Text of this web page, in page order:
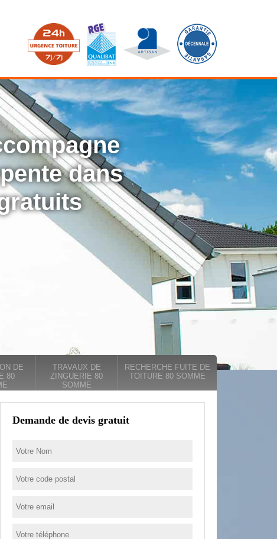
dans
DE
80
TRAVAUX DE
ZINGUERIE 80
SOMME
RECHERCHE FUITE DE
TOITURE 80 SOMME
Demande de devis gratuit